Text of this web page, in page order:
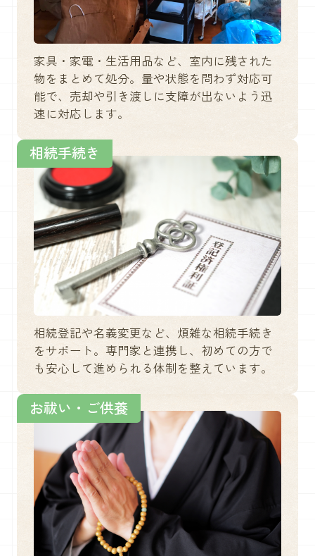
家具・家電・生活用品など、室内に残された
物をまとめて処分。量や状態を問わず対応可
能で、売却や引き渡しに支障が出ないよう迅
速に対応します。
相続手続き
相続登記や名義変更など、煩雑な相続手続き
をサポート。専門家と連携し、初めての方で
も安心して進められる体制を整えています。
お祓い・ご供養